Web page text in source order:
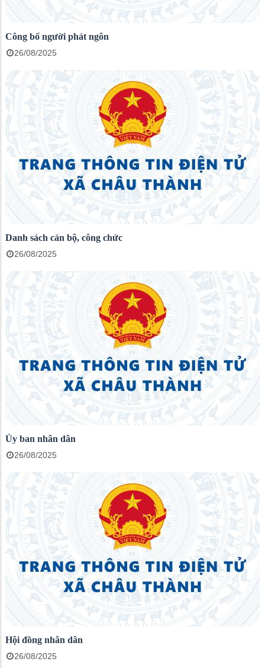
Công bố người phát ngôn
26/08/2025
Danh sách cán bộ, công chức
26/08/2025
Ủy ban nhân dân
26/08/2025
Hội đồng nhân dân
26/08/2025